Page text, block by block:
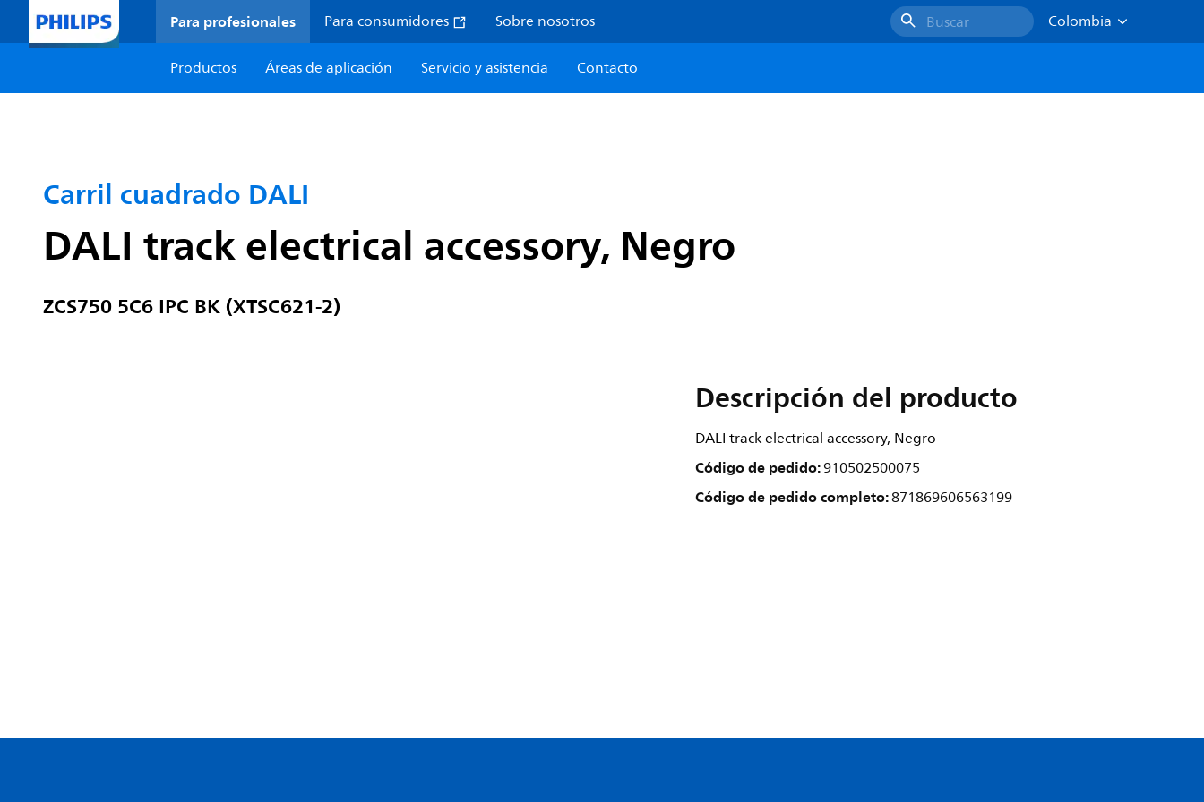
Para profesionales Para consumidores Sobre nosotros Buscar
Colombia
Productos
Áreas de aplicación Servicio y asistencia Contacto
Carril cuadrado DALI
DALI track electrical accessory, Negro
ZCS750 5C6 IPC BK (XTSC621-2)
Descripción del producto
DALI track electrical accessory, Negro
Código de pedido:910502500075
Código de pedido completo:871869606563199